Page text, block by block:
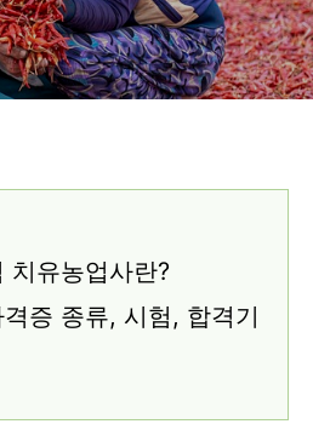
치유농업사란?
증 종류, 시험, 합격기